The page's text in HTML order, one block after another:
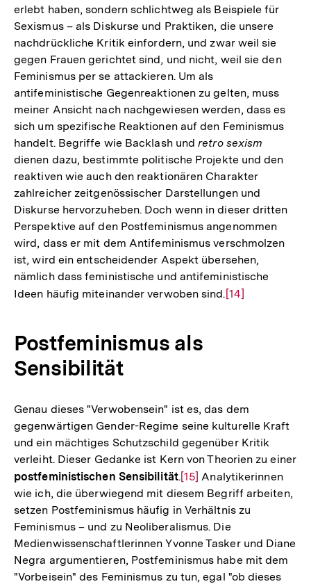
erlebt haben, sondern schlichtweg als Beispiele für
Sexismus – als Diskurse und Praktiken, die unsere
nachdrückliche Kritik einfordern, und zwar weil sie
gegen Frauen gerichtet sind, und nicht, weil sie den
Feminismus per se attackieren. Um als
antifeministische Gegenreaktionen zu gelten, muss
meiner Ansicht nach nachgewiesen werden, dass es
sich um spezifische Reaktionen auf den Feminismus
handelt. Begriffe wie Backlash undretro sexism
dienen dazu, bestimmte politische Projekte und den
reaktiven wie auch den reaktionären Charakter
zahlreicher zeitgenössischer Darstellungen und
Diskurse hervorzuheben. Doch wenn in dieser dritten
Perspektive auf den Postfeminismus angenommen
wird, dass er mit dem Antifeminismus verschmolzen
ist, wird ein entscheidender Aspekt übersehen,
nämlich dass feministische und antifeministische
Ideen häufig miteinander verwoben sind.Zur
[14]
Postfeminismus als
Sensibilität
Genau dieses "Verwobensein" ist es, das dem
gegenwärtigen Gender-Regime seine kulturelle Kraft
und ein mächtiges Schutzschild gegenüber Kritik
verleiht. Dieser Gedanke ist Kern von Theorien zu einer
postfeministischen Sensibilität.Zur
Auflösung
der
Fußnote
[15] Analytikerinnen
wie ich, die überwiegend mit diesem Begriff arbeiten,
setzen Postfeminismus häufig in Verhältnis zu
Feminismus – und zu Neoliberalismus. Die
Medienwissenschaftlerinnen Yvonne Tasker und Diane
Negra argumentieren, Postfeminismus habe mit dem
"Vorbeisein" des Feminismus zu tun, egal "ob dieses